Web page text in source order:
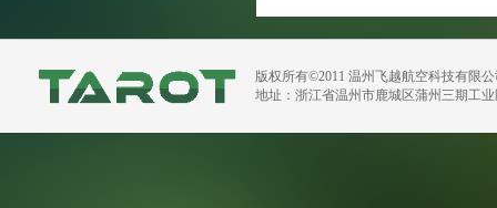
版权所有©2011 温州飞越航空科技有限
地址：浙江省温州市鹿城区蒲州三期工业